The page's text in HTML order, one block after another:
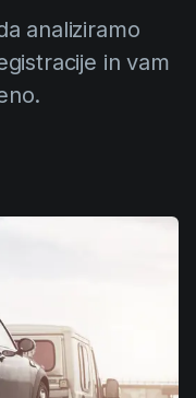
analiziramo
in vam